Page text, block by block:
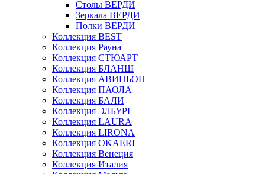
Столы ВЕРДИ
Зеркала ВЕРДИ
Полки ВЕРДИ
Коллекция BEST
Коллекция Рауна
Коллекция СТЮАРТ
Коллекция БЛАНШ
Коллекция АВИНЬОН
Коллекция ПАОЛА
Коллекция БАЛИ
Коллекция ЭЛБУРГ
Коллекция LAURA
Коллекция LIRONA
Коллекция OKAERI
Коллекция Венеция
Коллекция Италия